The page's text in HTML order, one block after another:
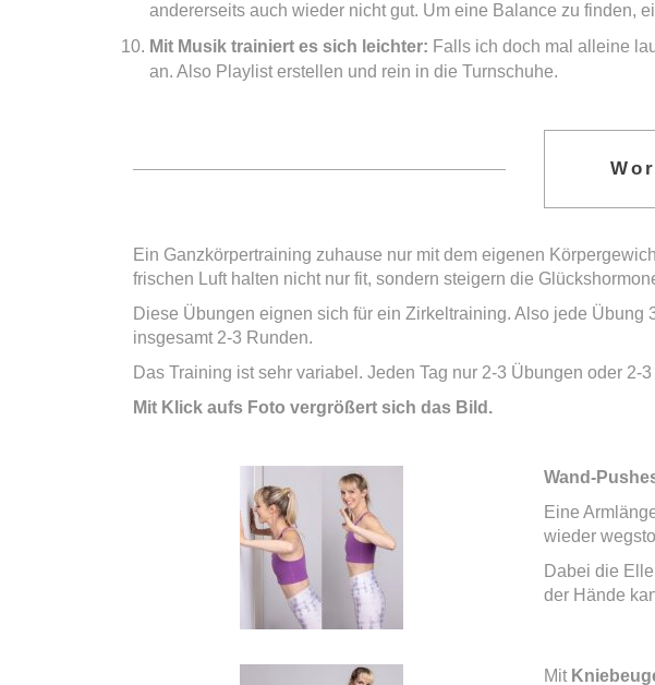
andererseits auch wieder nicht gut. Um eine Balance zu finden,
Mit Musik trainiert es sich leichter: Falls ich doch mal alleine
an. Also Playlist erstellen und rein in die Turnschuhe.
Ein Ganzkörpertraining zuhause nur mit dem eigenen
frischen Luft halten nicht nur fit, sondern steigern die
Diese Übungen eignen sich für ein Zirkeltraining. Also jede
insgesamt 2-3 Runden.
Das Training ist sehr variabel. Jeden Tag nur 2-3 Übungen oder 2-
Mit Klick aufs Foto vergrößert sich das Bild.
Wand-
Eine
wieder
Dabei die
der Hände
Mit